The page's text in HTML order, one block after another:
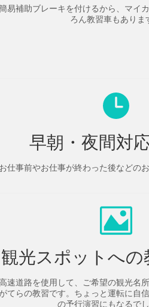
易補助ブレーキを付けるから、マイ
ろん教習車もありま
早朝・夜間対
お仕事前やお仕事が終わった後などの
観光スポットへ
速道路を使用して、ご希望の観光名
がてらの教習です。ちょっと運転に自
の予行演習にもなるでし